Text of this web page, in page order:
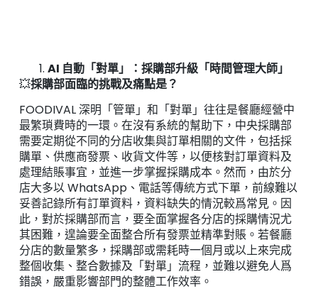
AI 自動「對單」：採購部升級「時間管理大師」
💥採購部面臨的挑戰及痛點是？
FOODIVAL 深明「管單」和「對單」往往是餐廳經營中
最繁瑣費時的一環。在沒有系統的幫助下，中央採購部
需要定期從不同的分店收集與訂單相關的文件，包括採
購單、供應商發票、收貨文件等，以便核對訂單資料及
處理結賬事宜，並進一步掌握採購成本。然而，由於分
店大多以 WhatsApp、電話等傳統方式下單，前線難以
妥善記錄所有訂單資料，資料缺失的情況較爲常見。因
此，對於採購部而言，要全面掌握各分店的採購情況尤
其困難，遑論要全面整合所有發票並精準對賬。若餐廳
分店的數量繁多，採購部或需耗時一個月或以上來完成
整個收集、整合數據及「對單」流程，並難以避免人爲
錯誤，嚴重影響部門的整體工作效率。